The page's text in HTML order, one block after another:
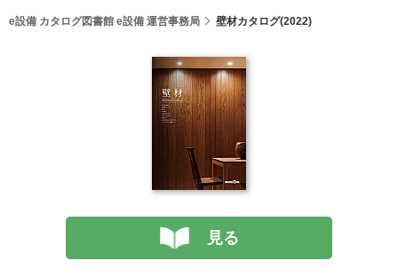
e設備 カタログ図書館 e設備 運営事務局 壁材カタログ(2022)
見る